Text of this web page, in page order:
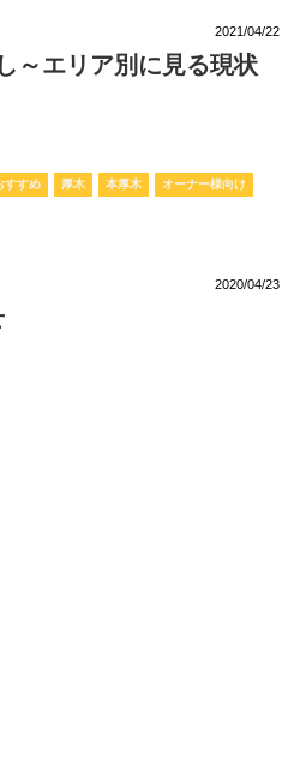
2021/04/22
～エリア別に見る現状
すすめ 厚木 本厚木
オーナー様向け
2020/04/23